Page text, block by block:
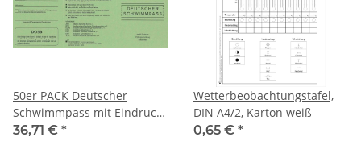
50er PACK Deutscher
Schwimmpass mit Eindruck
des DOSB Sportabzeichens,
36,71 € *
Wetterbeobachtungstafel,
DIN A4/2, Karton weiß
0,65 € *